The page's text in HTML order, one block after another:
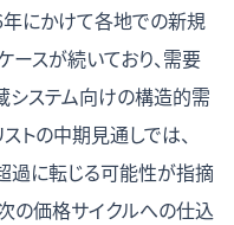
にかけて各地での新規
スが続いており、需要
システム向けの構造的需
トの中期見通しでは、
過に転じる可能性が指摘
の価格サイクルへの仕込